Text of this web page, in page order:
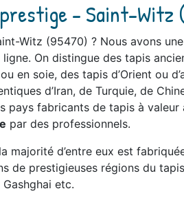
- Saint-Witz
Witz (95470) ? Nous avons
On distingue des tapis
en soie, des tapis d’Orient ou
d’Iran, de Turquie, de
pays fabricants de tapis à
par des professionnels.
majorité d’entre eux est
de prestigieuses régions du
etc.